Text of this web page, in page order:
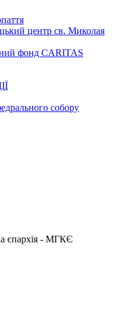
центр св. Миколая
фонд CARITAS
собору
єпархія - МГКЄ